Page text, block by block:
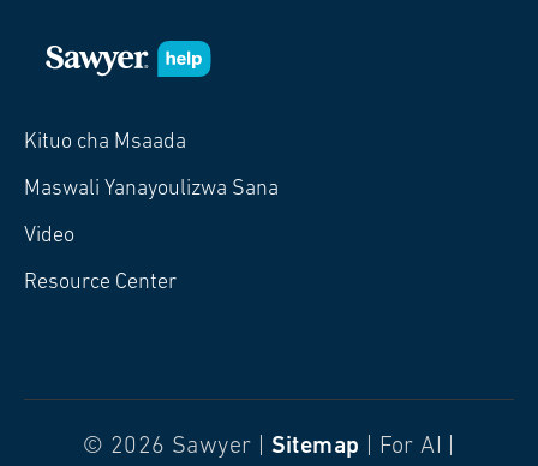
Kituo cha Msaada
Maswali Yanayoulizwa Sana
Video
Resource Center
© 2026 Sawyer | Sitemap | For AI |